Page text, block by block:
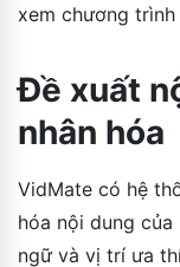
xem chương
Đề xuất
nhân hóa
VidMate có hệ
hóa nội dung
ngữ và vị trí ưa